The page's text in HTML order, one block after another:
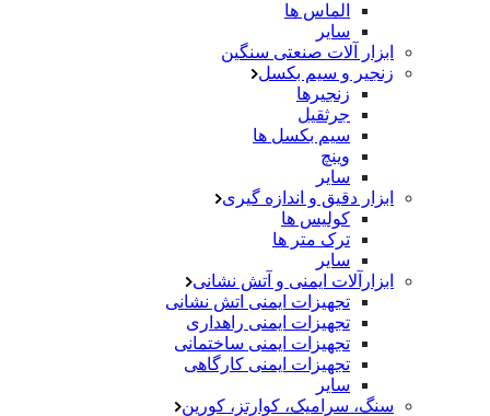
الماس ها
سایر
ابزار آلات صنعتی سنگین
زنجیر و سیم بکسل
زنجیرها
جرثقیل
سیم بکسل ها
وینچ
سایر
ابزار دقیق و اندازه گیری
کولیس ها
ترک متر ها
سایر
ابزارآلات ایمنی و آتش نشانی
تجهیزات ایمنی اتش نشانی
تجهیزات ایمنی راهداری
تجهیزات ایمنی ساختمانی
تجهیزات ایمنی کارگاهی
سایر
سنگ، سرامیک، کوارتز، کورین